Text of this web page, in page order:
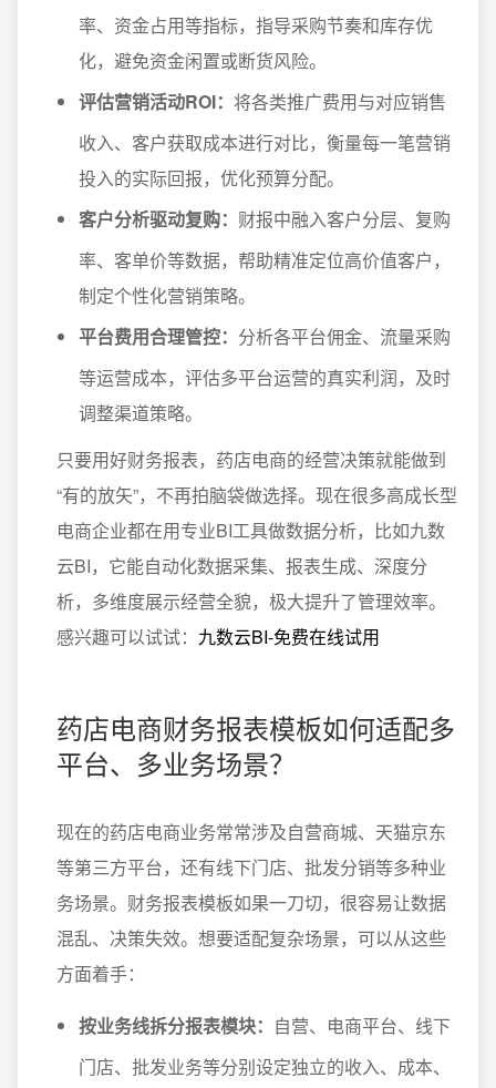
率、资金占用等指标，指导采购节奏和库存优
化，避免资金闲置或断货风险。
评估营销活动ROI： 将各类推广费用与对应销售
收入、客户获取成本进行对比，衡量每一笔营销
投入的实际回报，优化预算分配。
客户分析驱动复购： 财报中融入客户分层、复购
率、客单价等数据，帮助精准定位高价值客户，
制定个性化营销策略。
平台费用合理管控： 分析各平台佣金、流量采购
等运营成本，评估多平台运营的真实利润，及时
调整渠道策略。
只要用好财务报表，药店电商的经营决策就能做到
“有的放矢”，不再拍脑袋做选择。现在很多高成长型
电商企业都在用专业BI工具做数据分析，比如九数
云BI，它能自动化数据采集、报表生成、深度分
析，多维度展示经营全貌，极大提升了管理效率。
感兴趣可以试试： 九数云BI-免费在线试用
药店电商财务报表模板如何适配多
平台、多业务场景？
现在的药店电商业务常常涉及自营商城、天猫京东
等第三方平台，还有线下门店、批发分销等多种业
务场景。财务报表模板如果一刀切，很容易让数据
混乱、决策失效。想要适配复杂场景，可以从这些
方面着手：
按业务线拆分报表模块： 自营、电商平台、线下
门店、批发业务等分别设定独立的收入、成本、